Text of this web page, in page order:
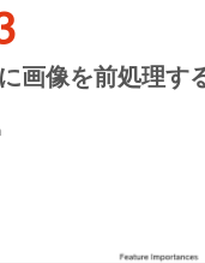
画像を前処理す